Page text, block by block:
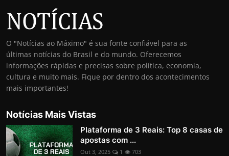
O "Notícias ao Máximo" é sua fonte confiável para as
últimas notícias do Brasil e do mundo. Oferecemos
informações rápidas e precisas sobre política, economia,
cultura e muito mais. Fique por dentro dos acontecimentos
mais importantes!
Notícias Mais Vistas
Plataforma de 3 Reais: Top 8 casas de
apostas com ...
Out 3, 2025 1 703